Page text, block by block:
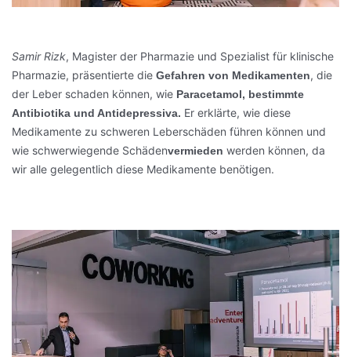
Samir Rizk, Magister der Pharmazie und Spezialist für klinische
Pharmazie, präsentierte die Gefahren von Medikamenten, die
der Leber schaden können, wie Paracetamol, bestimmte
Antibiotika und Antidepressiva. Er erklärte, wie diese
Medikamente zu schweren Leberschäden führen können und
wie schwerwiegende Schädenvermieden werden können, da
wir alle gelegentlich diese Medikamente benötigen.